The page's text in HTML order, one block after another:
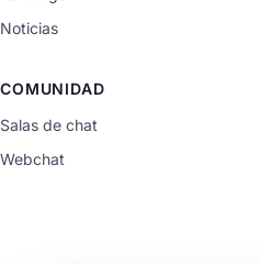
Noticias
COMUNIDAD
Salas de chat
Webchat